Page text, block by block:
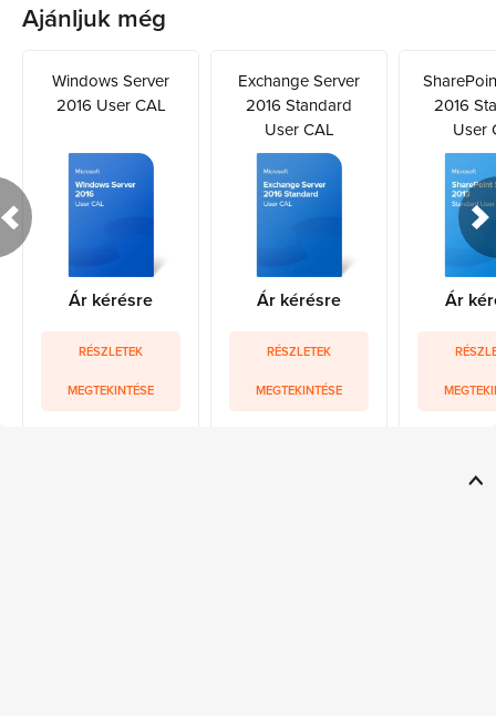
Ajánljuk még
Windows Server
2016 User CAL
Ár kérésre
RÉSZLETEK
MEGTEKINTÉSE
Exchange Server
2016 Standard
User CAL
Ár kérésre
RÉSZLETEK
MEGTEKINTÉSE
2016
User
Ár